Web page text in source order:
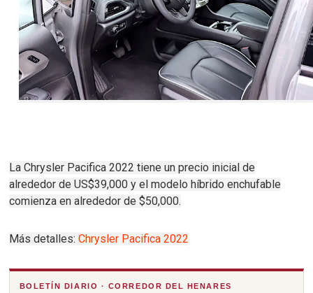
La Chrysler Pacifica 2022 tiene un precio inicial de
alrededor de US$39,000 y el modelo híbrido enchufable
comienza en alrededor de $50,000.
Más detalles:Chrysler Pacifica 2022
BOLETÍN DIARIO · CORREDOR DEL HENARES